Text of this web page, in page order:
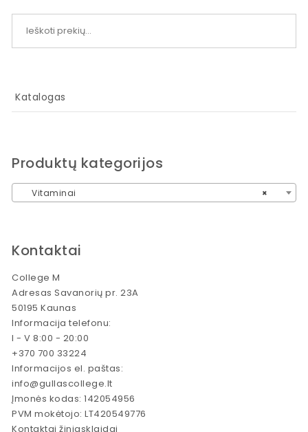
Katalogas
Produktų kategorijos
×
Vitaminai
Kontaktai
College M
Adresas Savanorių pr. 23A
50195 Kaunas
Informacija telefonu:
I - V 8:00 - 20:00
+370 700 33224
Informacijos el. paštas:
info@gullascollege.lt
Įmonės kodas: 142054956
PVM mokėtojo: LT420549776
Kontaktai žiniasklaidai